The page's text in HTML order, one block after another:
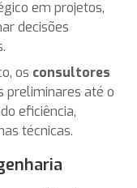
em projetos,
decisões
os consultores
preliminares até o
eficiência,
técnicas.